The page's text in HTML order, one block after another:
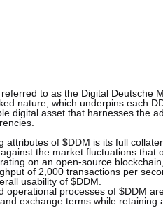
to as the Digital Deutsche
nature, which underpins each
digital asset that harnesses the
attributes of $DDM is its full
the market fluctuations that
on an open-source
of 2,000 transactions per
usability of $DDM.
operational processes of $DDM
exchange terms while retaining